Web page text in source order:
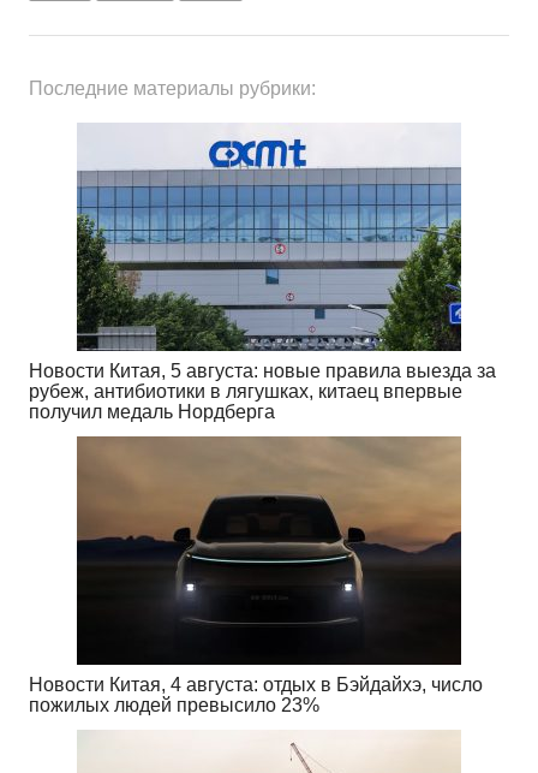
Последние материалы рубрики:
Новости Китая, 5 августа: новые правила выезда за
рубеж, антибиотики в лягушках, китаец впервые
получил медаль Нордберга
Новости Китая, 4 августа: отдых в Бэйдайхэ, число
пожилых людей превысило 23%